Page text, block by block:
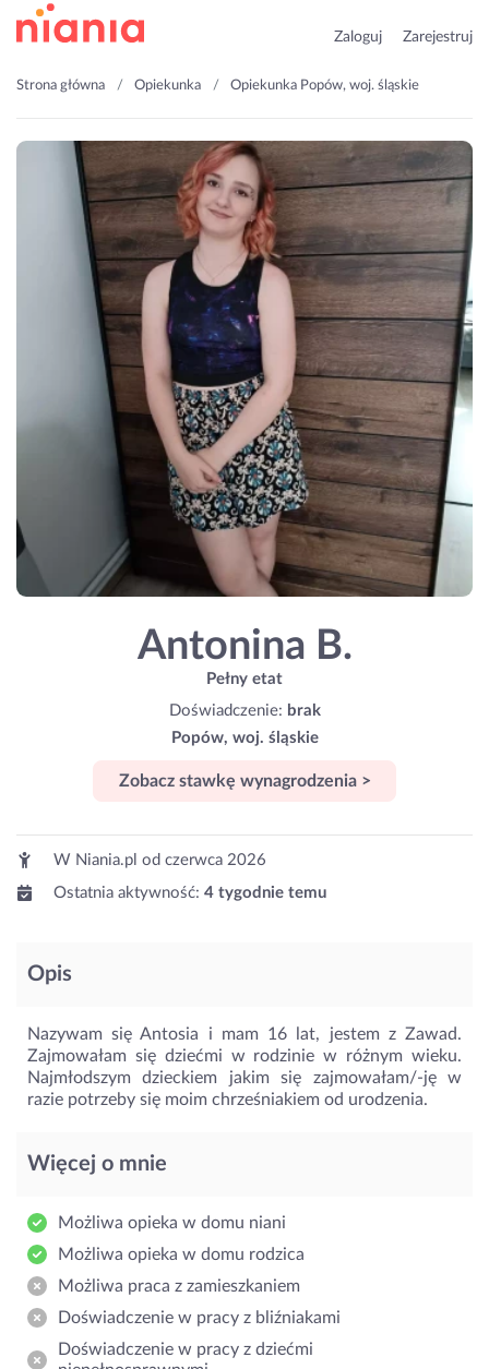
Zaloguj Zarejestruj
Strona główna Opiekunka Opiekunka Popów, woj. śląskie
Antonina B.
Pełny etat
Doświadczenie: brak
Popów, woj. śląskie
Zobacz stawkę wynagrodzenia >
W Niania.pl od czerwca 2026
Ostatnia aktywność: 4 tygodnie temu
Opis
Nazywam się Antosia i mam 16 lat, jestem z Zawad.
Zajmowałam się dziećmi w rodzinie w różnym wieku.
Najmłodszym dzieckiem jakim się zajmowałam/-ję w
razie potrzeby się moim chrześniakiem od urodzenia.
Więcej o mnie
Możliwa opieka w domu niani
Możliwa opieka w domu rodzica
Możliwa praca z zamieszkaniem
Doświadczenie w pracy z bliźniakami
Doświadczenie w pracy z dziećmi